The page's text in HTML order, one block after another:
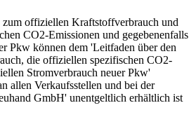
offiziellen Kraftstoffverbrauch und
CO2-Emissionen und gegebenenfalls
Pkw können dem 'Leitfaden über den
die offiziellen spezifischen CO2-
Stromverbrauch neuer Pkw'
allen Verkaufsstellen und bei der
GmbH' unentgeltlich erhältlich ist